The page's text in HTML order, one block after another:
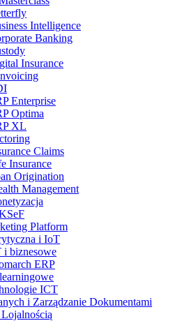
Intelligence
Banking
Insurance
Enterprise
Optima
XL
Claims
Insurance
Origination
Management
Platform
i IoT
i biznesowe
ERP
ICT
i Zarządzanie Dokumentami